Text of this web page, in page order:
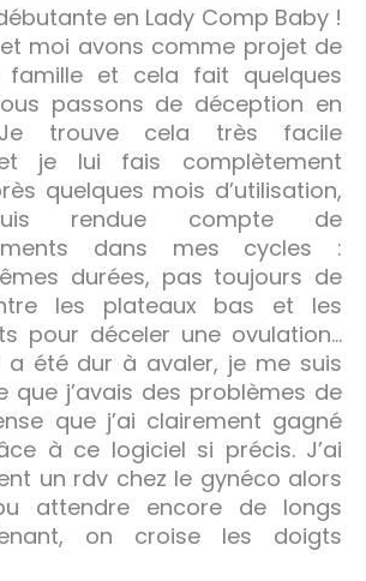
en Lady Comp Baby !
moi avons comme projet de
famille et cela fait quelques
passons de déception en
Je trouve cela très facile
et je lui fais complètement
quelques mois d’utilisation,
rendue compte de
dans mes cycles :
durées, pas toujours de
les plateaux bas et les
pour déceler une ovulation…
a été dur à avaler, je me suis
que j’avais des problèmes de
que j’ai clairement gagné
à ce logiciel si précis. J’ai
un rdv chez le gynéco alors
attendre encore de longs
on croise les doigts